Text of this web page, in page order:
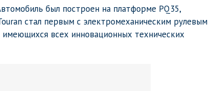
был построен на платформе PQ35,
стал первым с электромеханическим рулевым
всех инновационных технических